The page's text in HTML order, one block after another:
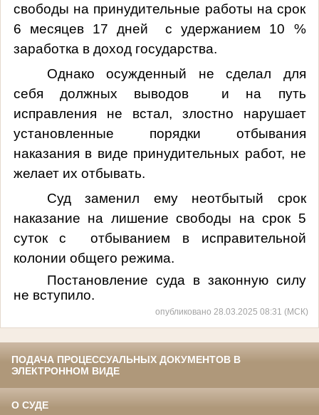
свободы на принудительные работы на срок
6 месяцев 17 дней
с удержанием 10 %
заработка в доход государства.
Однако осужденный не сделал для
себя должных выводов
и на путь
исправления не встал, злостно нарушает
установленные порядки отбывания
наказания в виде принудительных работ, не
желает их отбывать.
Суд заменил ему неотбытый срок
наказание на лишение свободы на срок 5
суток с
отбыванием в исправительной
колонии общего режима.
Постановление суда в законную силу
не вступило.
опубликовано 28.03.2025 08:31 (МСК)
ПОДАЧА ПРОЦЕССУАЛЬНЫХ ДОКУМЕНТОВ В
ЭЛЕКТРОННОМ ВИДЕ
О СУДЕ